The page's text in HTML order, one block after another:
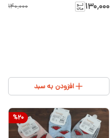
۱۳۰٬۰۰۰ ۱۴۰٬۰۰۰
افزودن به سبد
%20